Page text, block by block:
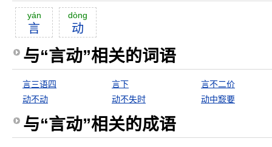
yán
言
dòng
动
与“言动”相关的词语
言三语四 言下
言不二价
动不动
动不失时 动中窾要
与“言动”相关的成语